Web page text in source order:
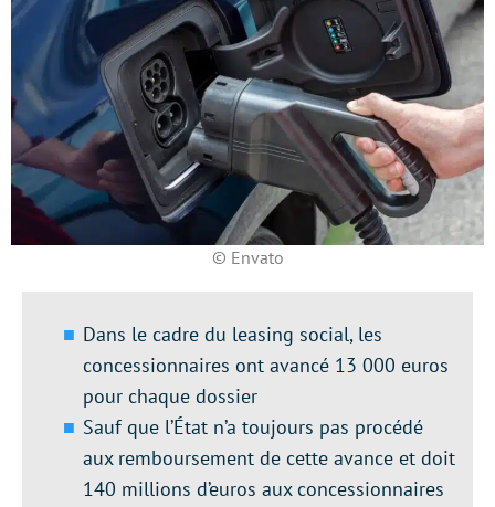
© Envato
Dans le cadre du leasing social, les
concessionnaires ont avancé 13 000 euros
pour chaque dossier
Sauf que l’État n’a toujours pas procédé
aux remboursement de cette avance et doit
140 millions d’euros aux concessionnaires